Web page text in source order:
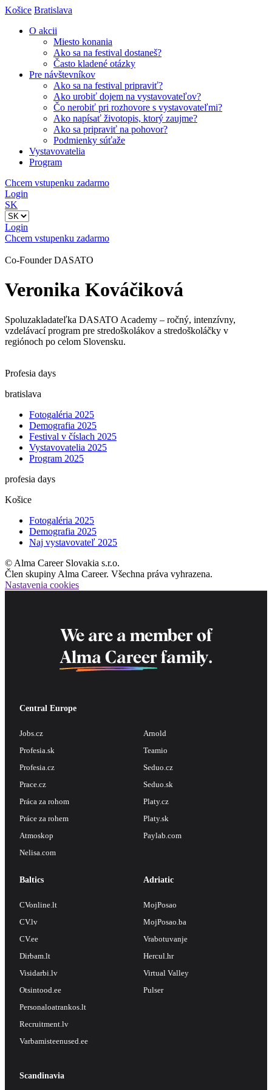
Košice Bratislava
O akcii
Miesto konania
Ako sa na festival dostaneš?
Často kladené otázky
Pre návštevníkov
Ako sa na festival pripraviť?
Ako urobiť dojem na vystavovateľov?
Čo nerobiť pri rozhovore s vystavovateľmi?
Ako napísať životopis, ktorý zaujme?
Ako sa pripraviť na pohovor?
Podmienky súťaže
Vystavovatelia
Program
Chcem vstupenku zadarmo
Login
SK
Login
Chcem vstupenku zadarmo
Co-Founder DASATO
Veronika Kováčiková
Spoluzakladateľka DASATO Academy – ročný, intenzívny,
vzdelávací program pre stredoškolákov a stredoškoláčky v
regiónoch po celom Slovensku.
Profesia days
bratislava
Fotogaléria 2025
Demografia 2025
Festival v číslach 2025
Vystavovatelia 2025
Program 2025
profesia days
Košice
Fotogaléria 2025
Demografia 2025
Naj vystavovateľ 2025
© Alma Career Slovakia s.r.o.
Člen skupiny Alma Career. Všechna práva vyhrazena.
Nastavenia cookies
We are a member of
Alma Career family.
Central Europe
Jobs.cz
Profesia.sk
Profesia.cz
Prace.cz
Práca za rohom
Práce za rohem
Atmoskop
Nelisa.com
Arnold
Teamio
Seduo.cz
Seduo.sk
Platy.cz
Platy.sk
Paylab.com
Baltics
CVonline.lt
CV.lv
CV.ee
Dirbam.lt
Visidarbi.lv
Otsintood.ee
Personaloatrankos.lt
Recruitment.lv
Varbamisteenused.ee
Adriatic
MojPosao
MojPosao.ba
Vrabotuvanje
Hercul.hr
Virtual Valley
Pulser
Scandinavia